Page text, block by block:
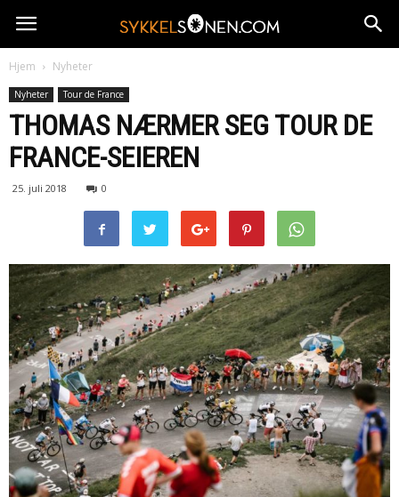
Hjem Nyheter
Nyheter Tour de France
THOMAS NÆRMER SEG TOUR DE
FRANCE-SEIEREN
25. juli 2018 0